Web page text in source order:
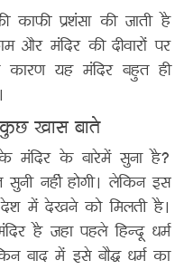
काफी प्रशंसा की जाती है
और मंदिर की दीवारों पर
यह मंदिर बहुत ही
खास बाते
मंदिर के बारेमें सुना है?
नहीं होगी। लेकिन इस
में देखने को मिलती है।
है जहा पहले हिन्दू धर्म
बाद में इसे बौद्ध धर्म का